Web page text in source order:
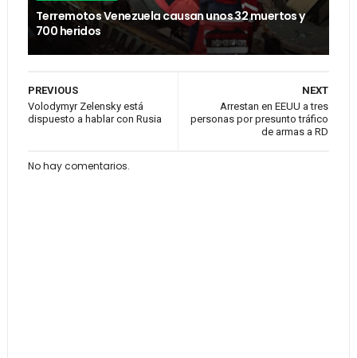
Terremotos Venezuela causan unos 32 muertos y
700 heridos
NEXT
Arrestan en EEUU a tres
personas por presunto tráfico
de armas a RD
PREVIOUS
Volodymyr Zelensky está
dispuesto a hablar con Rusia
No hay comentarios.